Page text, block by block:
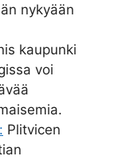
nykyään
kaupunki
voi
Plitvicen